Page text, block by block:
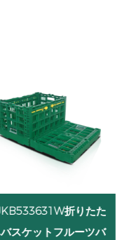
ZJKB604030C折りた
みバスケットフルーツ